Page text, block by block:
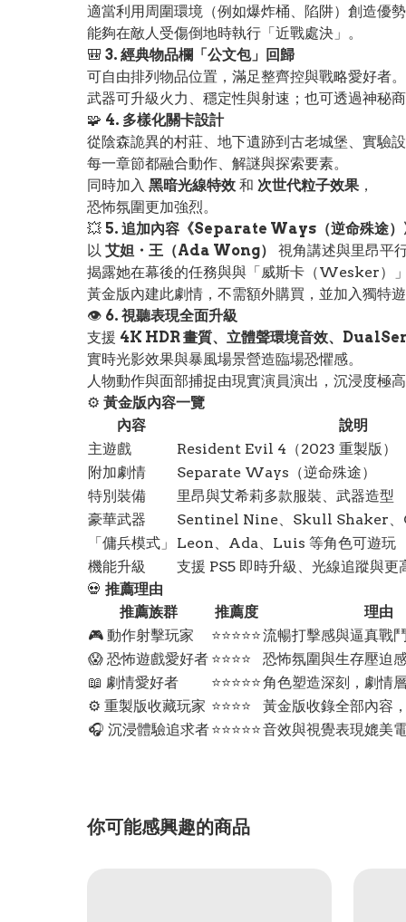
適當利用周圍環境（例如爆炸桶、陷阱）創造優
能夠在敵人受傷倒地時執行「近戰處決」。
🎒 3. 經典物品欄「公文包」回歸
可自由排列物品位置，滿足整齊控與戰略愛好者。
武器可升級火力、穩定性與射速；也可透過神秘
🧩 4. 多樣化關卡設計
從陰森詭異的村莊、地下遺跡到古老城堡、實驗
每一章節都融合動作、解謎與探索要素。
同時加入 黑暗光線特效 和 次世代粒子效果 ，
恐怖氛圍更加強烈。
💥 5. 追加內容《Separate Ways（逆命殊途）
以 艾妲・王（Ada Wong）
視角講述與里昂平
揭露她在幕後的任務與與「威斯卡（Wesker）
黃金版內建此劇情，不需額外購買，並加入獨特
👁️ 6. 視聽表現全面升級
支援 4K HDR 畫質、立體聲環境音效、
實時光影效果與暴風場景營造臨場恐懼感。
人物動作與面部捕捉由現實演員演出，沉浸度極
⚙️ 黃金版內容一覽
內容
說明
主遊戲
Resident Evil 4（2023 重製版）
附加劇情
Separate Ways（逆命殊途）
特別裝備
里昂與艾希莉多款服裝、武器造型
豪華武器
Sentinel Nine、Skull Shaker
「傭兵模式」
Leon、Ada、Luis 等角色可遊玩
機能升級
支援 PS5 即時升級、光線追蹤與更
💀 推薦理由
推薦族群
推薦度
理由
🎮 動作射擊玩家
⭐⭐⭐⭐⭐流暢打擊感與逼真戰
😱 恐怖遊戲愛好者 ⭐⭐⭐⭐
恐怖氛圍與生存壓迫
📖 劇情愛好者
⭐⭐⭐⭐⭐角色塑造深刻，劇情
⚙️ 重製版收藏玩家 ⭐⭐⭐⭐
黃金版收錄全部內容
🎧 沉浸體驗追求者⭐⭐⭐⭐⭐音效與視覺表現媲美
你可能感興趣的商品